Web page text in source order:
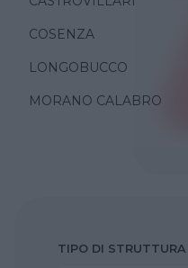
COSENZA
LONGOBUCCO
MORANO CALABRO
TIPO DI STRUTTURA